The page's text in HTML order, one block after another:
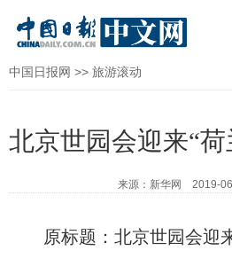
中国日报网 >> 旅游滚动
北京世园会迎来“
来源：新华网 2019-
原标题：北京世园会迎